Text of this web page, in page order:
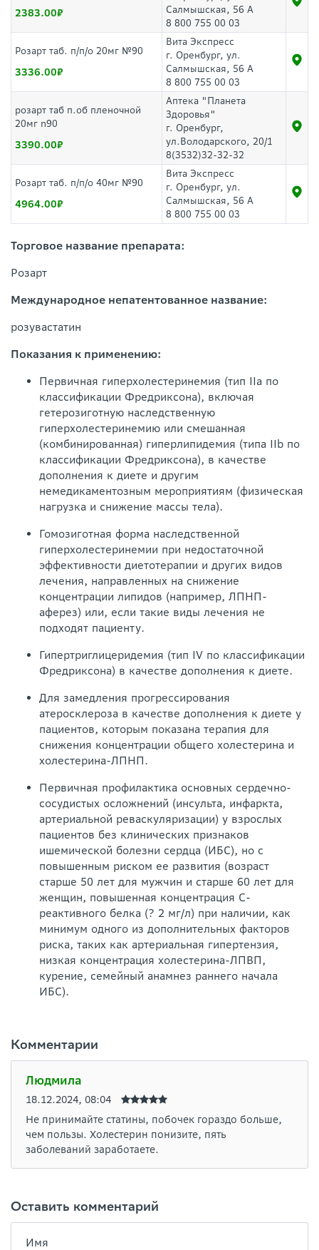
2383.00
Салмышская, 56 А
8 800 755 00 03
Розарт таб. п/п/о 20мг №90
3336.00
Вита Экспресс
г. Оренбург, ул.
Салмышская, 56 А
8 800 755 00 03
розарт таб п.об пленочной
20мг n90
3390.00
Аптека "Планета
Здоровья"
г. Оренбург,
ул.Володарского, 20/1
8(3532)32-32-32
Розарт таб. п/п/о 40мг №90
4964.00
Вита Экспресс
г. Оренбург, ул.
Салмышская, 56 А
8 800 755 00 03
Торговое название препарата:
Розарт
Международное непатентованное название:
розувастатин
Показания к применению:
Первичная гиперхолестеринемия (тип IIа по
классификации Фредриксона), включая
гетерозиготную наследственную
гиперхолестеринемию или смешанная
(комбинированная) гиперлипидемия (типа IIb по
классификации Фредриксона), в качестве
дополнения к диете и другим
немедикаментозным мероприятиям (физическая
нагрузка и снижение массы тела).
Гомозиготная форма наследственной
гиперхолестеринемии при недостаточной
эффективности диетотерапии и других видов
лечения, направленных на снижение
концентрации липидов (например, ЛПНП-
аферез) или, если такие виды лечения не
подходят пациенту.
Гипертриглицеридемия (тип IV по классификации
Фредриксона) в качестве дополнения к диете.
Для замедления прогрессирования
атеросклероза в качестве дополнения к диете у
пациентов, которым показана терапия для
снижения концентрации общего холестерина и
холестерина-ЛПНП.
Первичная профилактика основных сердечно-
сосудистых осложнений (инсульта, инфаркта,
артериальной реваскуляризации) у взрослых
пациентов без клинических признаков
ишемической болезни сердца (ИБС), но с
повышенным риском ее развития (возраст
старше 50 лет для мужчин и старше 60 лет для
женщин, повышенная концентрация С-
реактивного белка (? 2 мг/л) при наличии, как
минимум одного из дополнительных факторов
риска, таких как артериальная гипертензия,
низкая концентрация холестерина-ЛПВП,
курение, семейный анамнез раннего начала
ИБС).
Комментарии
Людмила
18.12.2024, 08:04
Не принимайте статины, побочек гораздо больше,
чем пользы. Холестерин понизите, пять
заболеваний заработаете.
Оставить комментарий
Имя